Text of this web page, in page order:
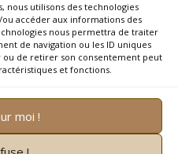
nous utilisons des technologies
accéder aux informations des
nous permettra de traiter
de navigation ou les ID uniques
ou de retirer son consentement peut
et fonctions.
moi !